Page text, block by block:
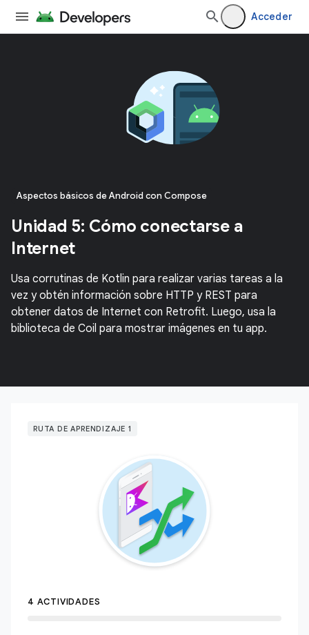
Acceder
Aspectos básicos de Android con Compose
Unidad 5: Cómo conectarse a
Internet
Usa corrutinas de Kotlin para realizar varias tareas a la
vez y obtén información sobre HTTP y REST para
obtener datos de Internet con Retrofit. Luego, usa la
biblioteca de Coil para mostrar imágenes en tu app.
RUTA DE APRENDIZAJE 1
4 ACTIVIDADES